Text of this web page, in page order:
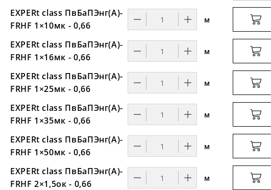
EXPERt class ПвБаПЭнг(А)-
FRHF 1×10мк - 0,66
м
EXPERt class ПвБаПЭнг(А)-
FRHF 1×16мк - 0,66
м
EXPERt class ПвБаПЭнг(А)-
FRHF 1×25мк - 0,66
м
EXPERt class ПвБаПЭнг(А)-
FRHF 1×35мк - 0,66
м
EXPERt class ПвБаПЭнг(А)-
FRHF 1×50мк - 0,66
м
EXPERt class ПвБаПЭнг(А)-
FRHF 2×1,5ок - 0,66
м